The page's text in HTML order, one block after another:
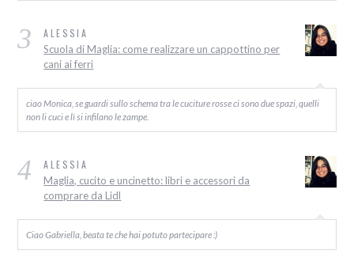
3 ALESSIA
Scuola di Maglia: come realizzare un cappottino per
cani ai ferri
ciao Monica, se guardi sullo schema tra le cuciture rosse ci sono due spazi, quelli
non li cuci e lì si infilano le zampe.
4 ALESSIA
Maglia, cucito e uncinetto: libri e accessori da
comprare da Lidl
Ciao Gabriella, beata te che hai potuto partecipare :)